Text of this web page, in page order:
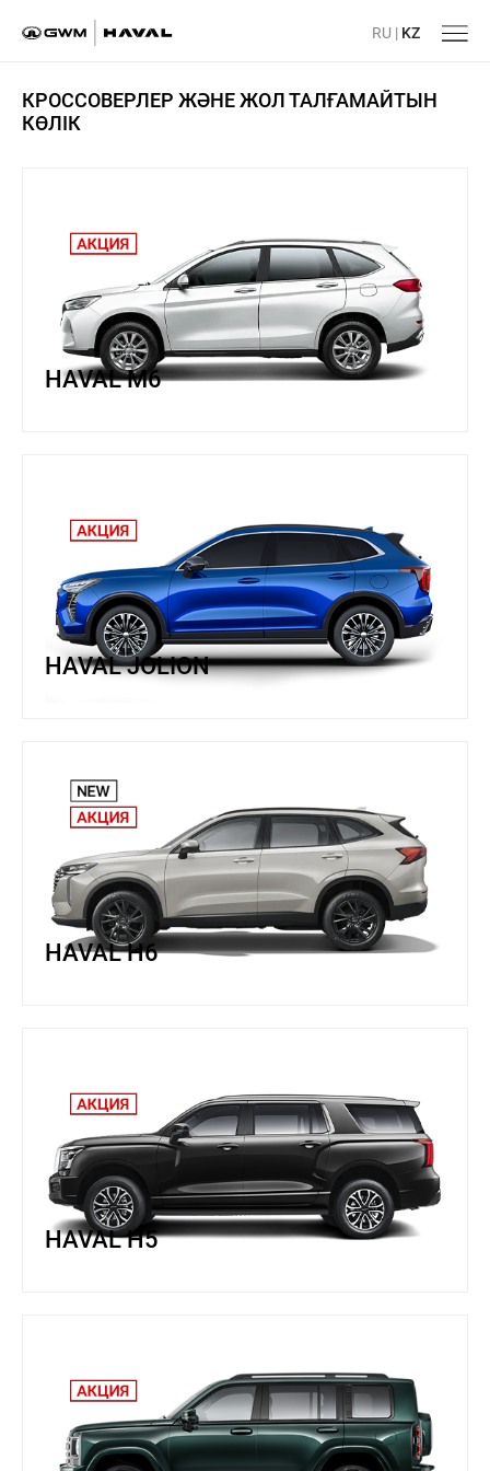
RU | KZ
КРОССОВЕРЛЕР ЖӘНЕ ЖОЛ ТАЛҒАМАЙТЫН
КӨЛІК
HAVAL M6
HAVAL JOLION
HAVAL H6
HAVAL H5